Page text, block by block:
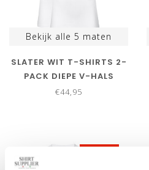
Bekijk alle 5 maten
SLATER WIT T-SHIRTS 2-
PACK DIEPE V-HALS
STRETCH
€44,95